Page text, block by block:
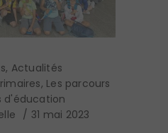
, Actualités
, Les parcours
d'éducation
31 mai 2023